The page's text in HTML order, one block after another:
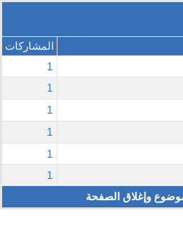
المشاركات
1
1
1
1
1
1
وإغلاق الصفحة